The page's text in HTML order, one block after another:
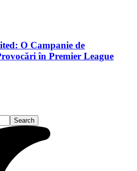
O Campanie de
în Premier League